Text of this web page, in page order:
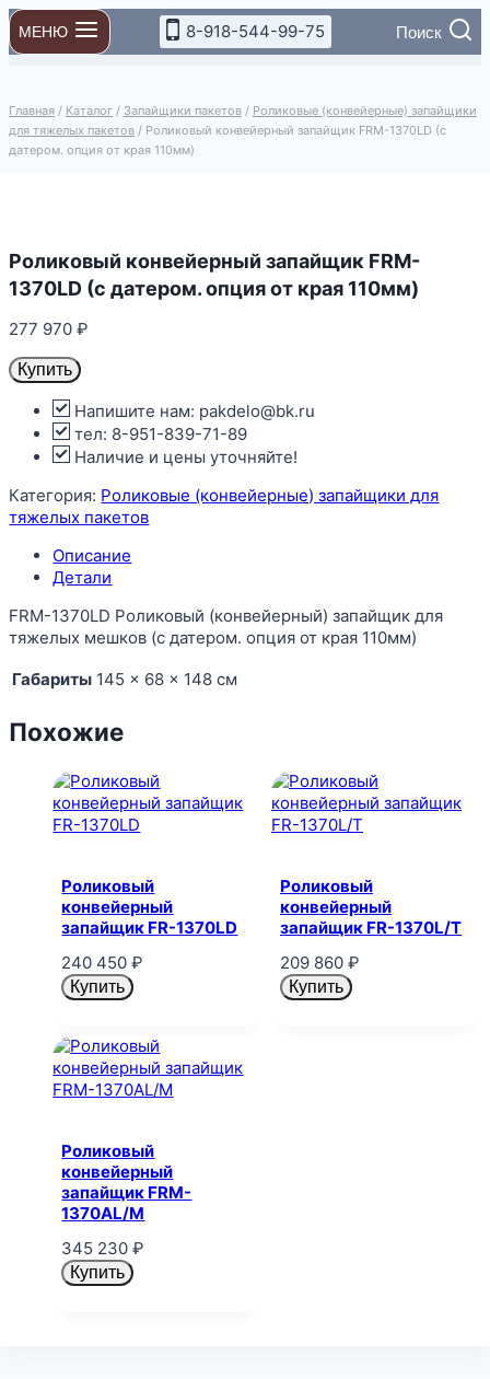
Перейти
к
содержимому
МЕНЮ 8-918-544-99-75 Поиск
Главная / Каталог / Запайщики пакетов / Роликовые (конвейерные) запайщики
для тяжелых пакетов / Роликовый конвейерный запайщик FRM-1370LD (с
датером. опция от края 110мм)
Роликовый конвейерный запайщик FRM-
1370LD (с датером. опция от края 110мм)
277 970₽
Купить
Напишите нам: pakdelo@bk.ru
тел: 8-951-839-71-89
Наличие и цены уточняйте!
Категория: Роликовые (конвейерные) запайщики для
тяжелых пакетов
Описание
Детали
FRM-1370LD Роликовый (конвейерный) запайщик для
тяжелых мешков (с датером. опция от края 110мм)
Габариты 145 × 68 × 148 см
Похожие
Роликовый
конвейерный
запайщик FR-1370LD
240 450₽
Купить
Роликовый
конвейерный
запайщик FR-1370L/T
209 860 ₽
Купить
Роликовый
конвейерный
запайщик FRM-
1370AL/M
345 230₽
Купить